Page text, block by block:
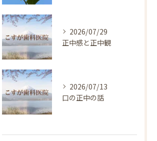
2026/07/29
正中感と正中観
2026/07/13
口の正中の話